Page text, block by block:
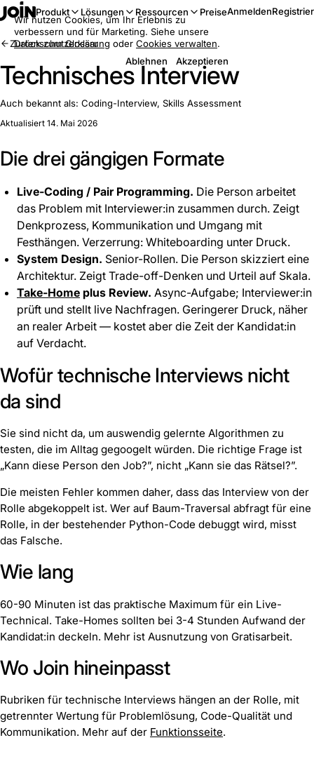
Produkt Lösungen Ressourcen PreiseAnmelden
Zurück zum Glossar
Technisches Interview
Auch bekannt als: Coding-Interview, Skills Assessment
Aktualisiert 14. Mai 2026
Die drei gängigen Formate
Live-Coding / Pair Programming. Die Person arbeitet
das Problem mit Interviewer:in zusammen durch. Zeigt
Denkprozess, Kommunikation und Umgang mit
Festhängen. Verzerrung: Whiteboarding unter Druck.
System Design. Senior-Rollen. Die Person skizziert eine
Architektur. Zeigt Trade-off-Denken und Urteil auf Skala.
Take-Home plus Review. Async-Aufgabe; Interviewer:in
prüft und stellt live Nachfragen. Geringerer Druck, näher
an realer Arbeit — kostet aber die Zeit der Kandidat:in
auf Verdacht.
Wofür technische Interviews nicht
da sind
Sie sind nicht da, um auswendig gelernte Algorithmen zu
testen, die im Alltag gegoogelt würden. Die richtige Frage ist
„Kann diese Person den Job?”, nicht „Kann sie das Rätsel?”.
Die meisten Fehler kommen daher, dass das Interview von der
Rolle abgekoppelt ist. Wer auf Baum-Traversal abfragt für eine
Rolle, in der bestehender Python-Code debuggt wird, misst
das Falsche.
Wie lang
60-90 Minuten ist das praktische Maximum für ein Live-
Technical. Take-Homes sollten bei 3-4 Stunden Aufwand der
Kandidat:in deckeln. Mehr ist Ausnutzung von Gratisarbeit.
Wo Join hineinpasst
Rubriken für technische Interviews hängen an der Rolle, mit
getrennter Wertung für Problemlösung, Code-Qualität und
Kommunikation. Mehr auf der Funktionsseite.
Wir nutzen Cookies, um Ihr Erlebnis zu
verbessern und für Marketing. Siehe unsere
Datenschutzerklärung oder Cookies verwalten.
Ablehnen
Akzeptieren